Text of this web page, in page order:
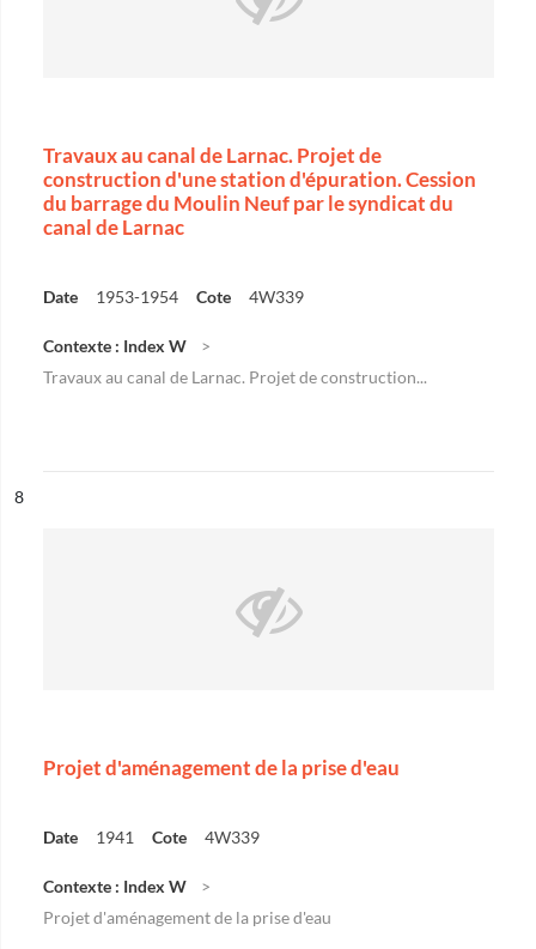
Travaux au canal de Larnac. Projet de
construction d'une station d'épuration. Cession
du barrage du Moulin Neuf par le syndicat du
canal de Larnac
Date 1953-1954 Cote 4W339
Contexte : Index W
Travaux au canal de Larnac. Projet de construction...
n°
8
Projet d'aménagement de la prise d'eau
Date 1941 Cote 4W339
Contexte : Index W
Projet d'aménagement de la prise d'eau